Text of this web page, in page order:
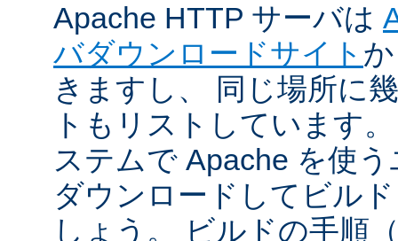
Apache HTTP サーバは
バダウンロードサイト
きますし、 同じ場所に
トもリストしています
ステムで Apache を使
ダウンロードしてビル
しょう。 ビルドの手順